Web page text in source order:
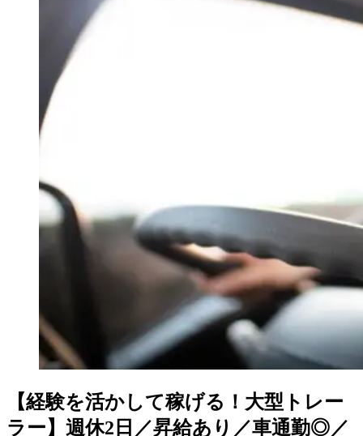
【経験を活かして稼げる！大型トレー
ラー】週休2日／昇給あり／車通勤◎／